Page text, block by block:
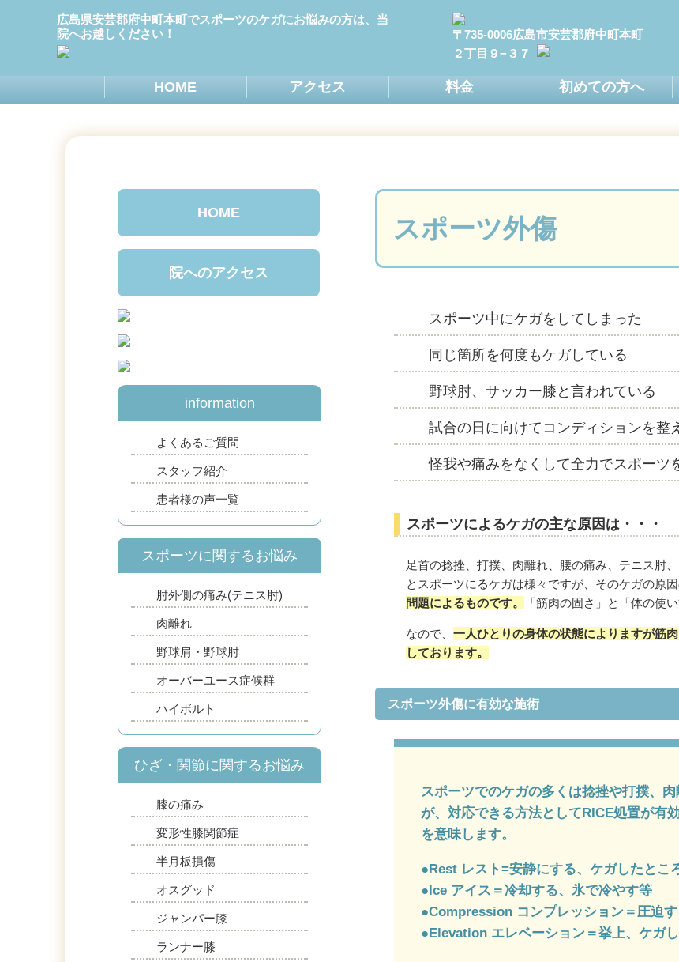
広島県安芸郡府中町本町でスポーツのケガにお悩みの方は、当
院へお越しください！
〒735-0006広島市安芸郡府中町本町
２丁目９−３７
HOME アクセス 料金 初めての方へ
スポーツ外傷
スポーツ中にケガをしてしまった
同じ箇所を何度もケガしている
野球肘、サッカー膝と言われている
試合の日に向けてコンディションを整
怪我や痛みをなくして全力でスポーツ
スポーツによるケガの主な原因は・・・
足首の捻挫、打撲、肉離れ、腰の痛み、テニス肘
とスポーツにるケガは様々ですが、そのケガの原
問題によるものです。
「筋肉の固さ」と「体の使
なので、 一人ひとりの身体の状態によりますが筋
しております。
スポーツ外傷に有効な施術
スポーツでのケガの多くは捻挫や打撲、
が、対応できる方法としてRICE処置が有
を意味します。
●Rest レスト=安静にする、ケガしたとこ
●Ice アイス＝冷却する、氷で冷やす等
●Compression コンプレッション＝圧迫
●Elevation エレベーション＝挙上、ケガ
HOME
院へのアクセス
information
よくあるご質問
スタッフ紹介
患者様の声一覧
スポーツに関するお悩み
肘外側の痛み(テニス肘)
肉離れ
野球肩・野球肘
オーバーユース症候群
ハイボルト
ひざ・関節に関するお悩み
膝の痛み
変形性膝関節症
半月板損傷
オスグッド
ジャンパー膝
ランナー膝